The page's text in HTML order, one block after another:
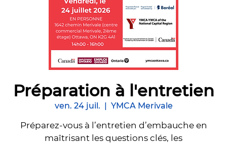
Préparation à l'entretien
ven. 24 juil. YMCA Merivale
Préparez-vous à l’entretien d’embauche en
maîtrisant les questions clés, les